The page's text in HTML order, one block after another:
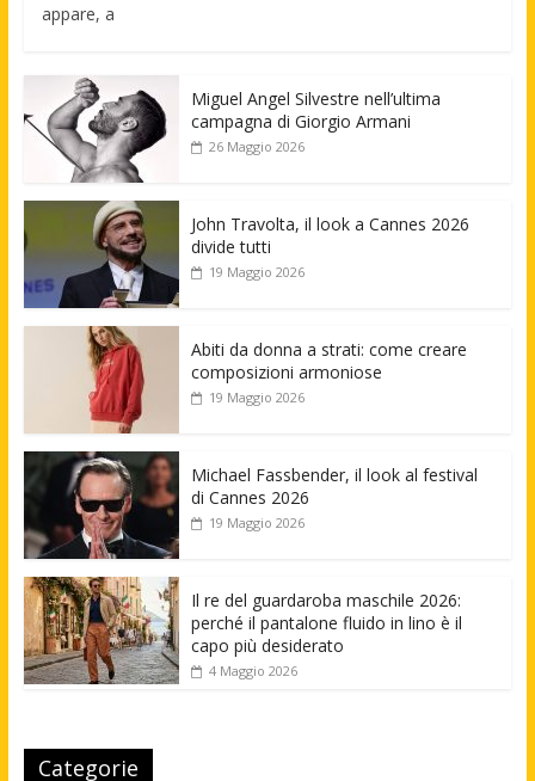
appare, a
Miguel Angel Silvestre nell’ultima
campagna di Giorgio Armani
26 Maggio 2026
John Travolta, il look a Cannes 2026
divide tutti
19 Maggio 2026
Abiti da donna a strati: come creare
composizioni armoniose
19 Maggio 2026
Michael Fassbender, il look al festival
di Cannes 2026
19 Maggio 2026
Il re del guardaroba maschile 2026:
perché il pantalone fluido in lino è il
capo più desiderato
4 Maggio 2026
Categorie